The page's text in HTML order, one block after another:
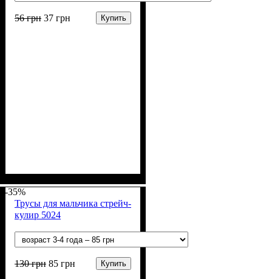
56грн 37 грн Купить
-35%
Трусы для мальчика стрейч-
кулир 5024
130грн 85 грн Купить